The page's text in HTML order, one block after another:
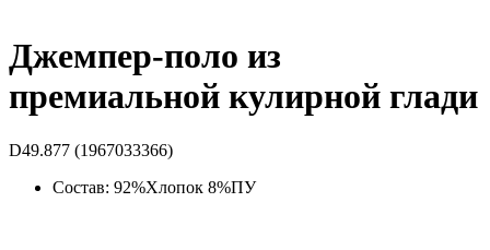
Джемпер-поло из
премиальной кулирной глади
D49.877 (1967033366)
Состав: 92%Хлопок 8%ПУ